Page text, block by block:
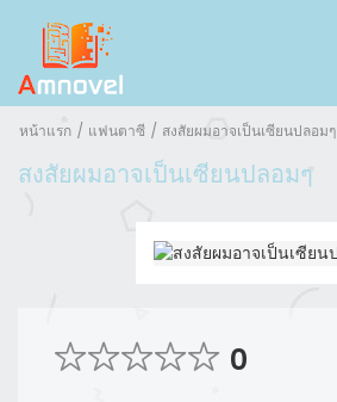
หน้าแรก แฟนตาซี สงสัยผมอาจเป็นเซียนปลอมๆ
สงสัยผมอาจเป็นเซียนปลอมๆ
0